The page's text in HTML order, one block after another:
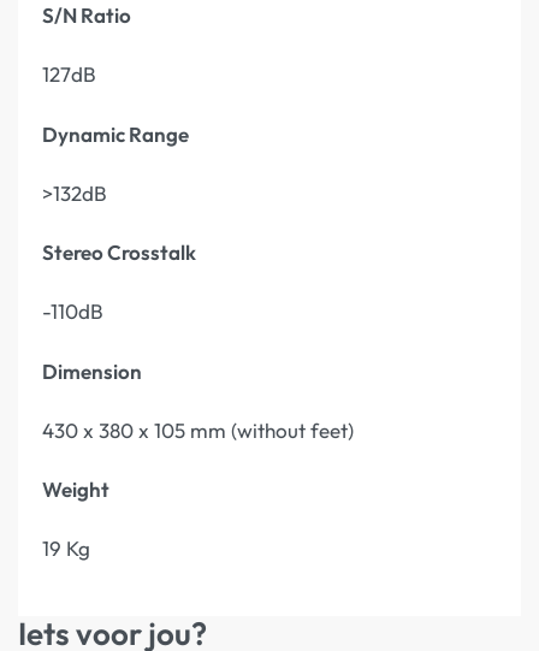
S/N Ratio
127dB
Dynamic Range
>132dB
Stereo Crosstalk
-110dB
Dimension
430 x 380 x 105 mm (without feet)
Weight
19 Kg
Iets voor jou?